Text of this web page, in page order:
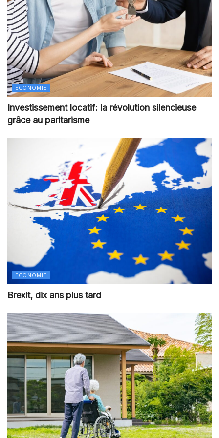
ECONOMIE
Investissement locatif: la révolution silencieuse
grâce au paritarisme
ECONOMIE
Brexit, dix ans plus tard